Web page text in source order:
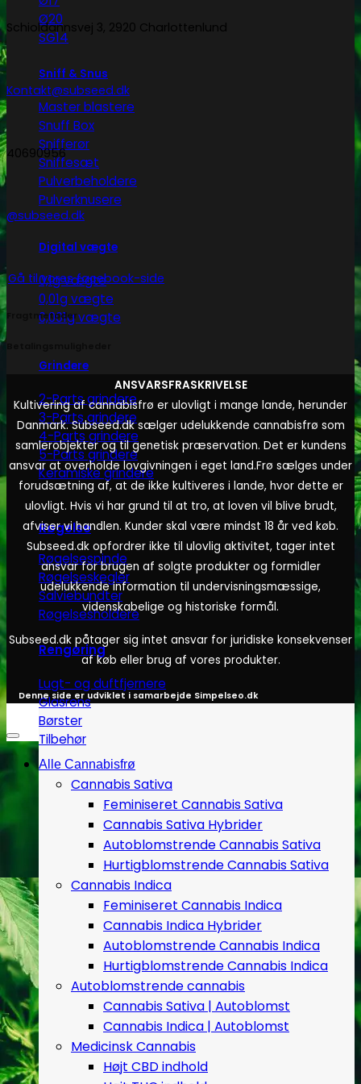
Ø20
SG14
Sniff & Snus
Master blastere
Snuff Box
Snifferør
Sniffesæt
Pulverbeholdere
Pulverknusere
Digital vægte
0,1g vægte
0,01g vægte
0,001g vægte
Grindere
2-Parts grindere
3-Parts grindere
4-Parts grindere
5-Parts grindere
Keramiske grindere
Røgelse
Røgelsespinde
Røgelseskegler
Salviebundter
Røgelsesholdere
Rengøring
Lugt- og duftfjernere
Glasrens
Børster
Tilbehør
Schioldannsvej 3, 2920 Charlottenlund
Kontakt@subseed.dk
40690956
@subseed.dk
Gå til vores facebook-side
Fragtmetoder
ANSVARSFRASKRIVELSE
Kultivering af cannabisfrø er ulovligt i mange lande, herunder
Danmark. Subseed.dk sælger udelukkende cannabisfrø som
samlerobjekter og til genetisk præservation. Det er kundens
ansvar at overholde lovgivningen i eget land.Frø sælges under
forudsætning af, at de ikke kultiveres i lande, hvor dette er
ulovligt. Hvis vi har grund til at tro, at loven vil blive brudt,
afviser vi handlen. Kunder skal være mindst 18 år ved køb.
Subseed.dk opfordrer ikke til ulovlig aktivitet, tager intet
ansvar for brugen af solgte produkter og formidler
udelukkende information til undervisningsmæssige,
videnskabelige og historiske formål.
Subseed.dk påtager sig intet ansvar for juridiske konsekvenser
af køb eller brug af vores produkter.
Denne side er udviklet i samarbejde Simpelseo.dk
Alle Cannabisfrø
Cannabis Sativa
Feminiseret Cannabis Sativa
Cannabis Sativa Hybrider
Autoblomstrende Cannabis Sativa
Hurtigblomstrende Cannabis Sativa
Cannabis Indica
Feminiseret Cannabis Indica
Cannabis Indica Hybrider
Autoblomstrende Cannabis Indica
Hurtigblomstrende Cannabis Indica
Autoblomstrende cannabis
Cannabis Sativa | Autoblomst
Cannabis Indica | Autoblomst
Medicinsk Cannabis
Højt CBD indhold